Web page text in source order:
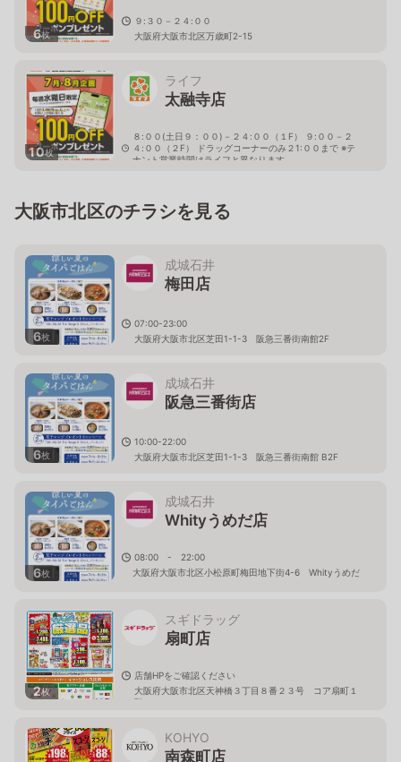
6枚
９:３０－２４:００
大阪府大阪市北区万歳町2-15
10枚
ライフ
太融寺店
８:００(土日９：００)－２４:００（１F） ９:００－２
４:００（２F） ドラッグコーナーのみ２1:００まで ※テ
ナント営業時間はライフと異なります
大阪市北区のチラシを見る
6枚
成城石井
梅田店
07:00-23:00
大阪府大阪市北区芝田1-1-3 阪急三番街南館2F
6枚
成城石井
阪急三番街店
10:00-22:00
大阪府大阪市北区芝田1-1-3 阪急三番街南館 B2F
6枚
成城石井
Whityうめだ店
08:00 - 22:00
大阪府大阪市北区小松原町梅田地下街4-6 Whityうめだ
2枚
スギドラッグ
扇町店
店舗HPをご確認ください
大阪府大阪市北区天神橋３丁目８番２３号 コア扇町１
階
KOHYO
南森町店